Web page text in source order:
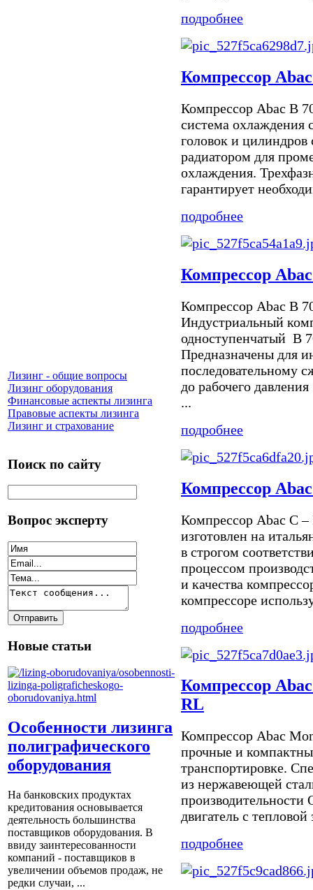
Лизинг - общие вопросы
Лизинг оборудования
Финансовые аспекты лизинга
Правовые аспекты лизинга
Лизинг и страхование
Поиск по сайту
Вопрос эксперту
Новые статьи
Особенности лизинга
полиграфического
оборудования
На банковских продуктах
кредитования основывается
деятельность большинства
поставщиков оборудования. В
ввиду заинтересованности
компаний - поставщиков в
увеличении объемов продаж, не
редки случаи, ...
подробнее
Компрессор
Компрессор Abac B
система охлаждения
головок и
радиатором для
охлаждения.
гарантирует
подробнее
Компрессор
Компрессор Abac B
Индустриальный
одноступенчатый B
Предназначены для
последовательному
до рабочего
...
подробнее
Компрессор
Компрессор Abac C
изготовлен на
в строгом
процессом
и качества
компрессоре
подробнее
Компрессор
RL
Компрессор Abac
прочные и
транспортировке.
из нержавеющей
двигатель с
подробнее